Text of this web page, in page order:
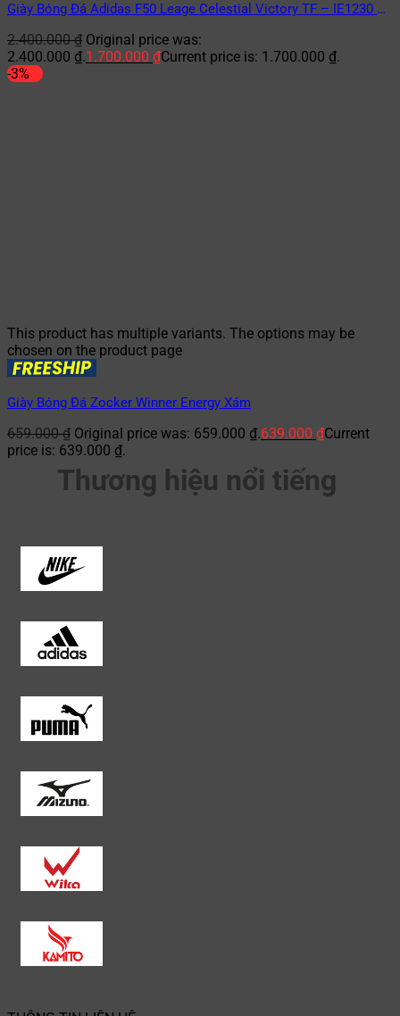
Giày Bóng Đá Adidas F50 Leage Celestial Victory TF – IE1230 –
2.400.000₫ Original price was:
2.400.000 ₫.1.700.000 ₫Current price is: 1.700.000 ₫.
-3%
This product has multiple variants. The options may be
chosen on the product page
Giày Bóng Đá Zocker Winner Energy Xám
659.000₫ Original price was: 659.000 ₫.639.000 ₫Current
price is: 639.000 ₫.
Thương hiệu nổi tiếng